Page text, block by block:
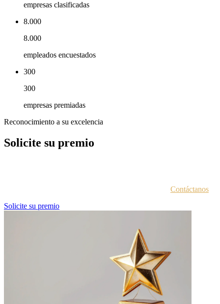
empresas clasificadas
8.000
8.000
empleados encuestados
300
300
empresas premiadas
Reconocimiento a su excelencia
Solicite su premio
Contáctanos
Solicite su premio